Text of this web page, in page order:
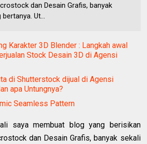
dan Desain Grafis, banyak
Ut...
Karakter 3D Blender : Langkah awal
Stock Desain 3D di Agensi
di Shutterstock dijual di Agensi
apa Untungnya?
Seamless Pattern
saya membuat blog yang berisikan
dan Desain Grafis, banyak sekali